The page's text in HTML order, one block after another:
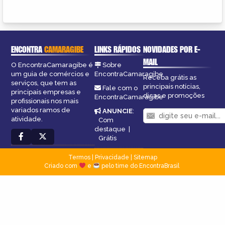
ENCONTRACAMARAGIBE
O EncontraCamaragibe é
um guia de comércios e
serviços, que tem as
principais empresas e
profissionais nos mais
variados ramos de
atividade.
LINKS RÁPIDOS
Sobre
EncontraCamaragibe
Fale com o
EncontraCamaragibe
ANUNCIE:
Com
destaque
Grátis
NOVIDADES POR E-
MAIL
Receba grátis as
principais notícias,
dicas e promoções
Termos| Privacidade
Sitemap
Criado com
e pelo time do EncontraBrasil